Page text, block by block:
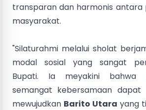
transparan dan harmonis
masyarakat.
"Silaturahmi melalui sholat
modal sosial yang sangat
Bupati. Ia meyakini bahwa
semangat kebersamaan dapat
mewujudkan Barito Utara yang